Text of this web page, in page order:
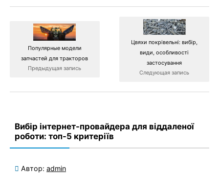
Популярные модели
запчастей для тракторов
Предыдущая запись
Цвяхи покрівельні: вибір,
види, особливості
застосування
Следующая запись
Вибір інтернет-провайдера для віддаленої
роботи: топ-5 критеріїв
Автор: admin